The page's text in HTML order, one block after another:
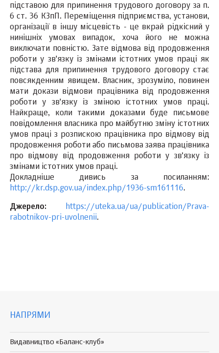
підставою для припинення трудового договору за п.
6 ст. 36 КЗпП. Переміщення підприємства, установи,
організації в іншу місцевість - це вкрай рідкісний у
нинішніх умовах випадок, хоча його не можна
виключати повністю. Зате відмова від продовження
роботи у зв'язку із змінами істотних умов праці як
підстава для припинення трудового договору стає
повсякденним явищем. Власник, зрозуміло, повинен
мати докази відмови працівника від продовження
роботи у зв'язку із зміною істотних умов праці.
Найкраще, коли такими доказами буде письмове
повідомлення власника про майбутню зміну істотних
умов праці з розпискою працівника про відмову від
продовження роботи або письмова заява працівника
про відмову від продовження роботи у зв'язку із
змінами істотних умов праці.
Докладніше дивись за посиланням:
http://kr.dsp.gov.ua/index.php/1936-sm161116.
Джерело:
https://uteka.ua/ua/publication/Prava-
rabotnikov-pri-uvolnenii.
НАПРЯМИ
Видавництво «Баланс-клуб»